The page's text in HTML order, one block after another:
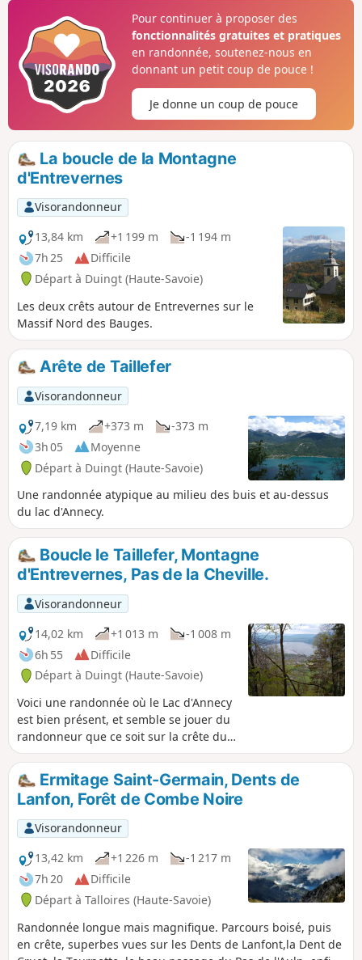
montagnes l'entourant. La Tournette
notamment est omniprésente toute la
journée.
Pour continuer à proposer des
fonctionnalités gratuites et pratiques
en randonnée, soutenez-nous en
donnant un petit coup de pouce !
Je donne un coup de pouce
La boucle de la Montagne
d'Entrevernes
Visorandonneur
13,84 km
+1 199 m
-1 194 m
7h 25
Difficile
Départ à Duingt (Haute-Savoie)
Les deux crêts autour de Entrevernes sur le
Massif Nord des Bauges.
Arête de Taillefer
Visorandonneur
7,19 km
+373 m
-373 m
3h 05
Moyenne
Départ à Duingt (Haute-Savoie)
Une randonnée atypique au milieu des buis et au-dessus
du lac d'Annecy.
Boucle le Taillefer, Montagne
d'Entrevernes, Pas de la Cheville.
Visorandonneur
14,02 km
+1 013 m
-1 008 m
6h 55
Difficile
Départ à Duingt (Haute-Savoie)
Voici une randonnée où le Lac d'Annecy
est bien présent, et semble se jouer du
randonneur que ce soit sur la crête du
Taillefer ou celle de la Montagne
d'Entrevernes. Une partie de cache-
cache en quelque sorte où il dévoile une
fois son côté petit lac, plus loin celui du
grand lac. Rarement les deux en même
temps ! Il nous invite presque à monter
toujours plus haut pour en voir
davantage. Toujours majestueux, avec
en toile de fond, le massif des Bornes, la
chaîne des Aravis ou le massif des
Bauges. Côté orientation, aucun souci :
il suffit simplement de suivre le balisage
Ermitage Saint-Germain, Dents de
Lanfon, Forêt de Combe Noire
Visorandonneur
13,42 km
+1 226 m
-1 217 m
7h 20
Difficile
Départ à Talloires (Haute-Savoie)
Randonnée longue mais magnifique. Parcours boisé, puis
en crête, superbes vues sur les Dents de Lanfont,la Dent de